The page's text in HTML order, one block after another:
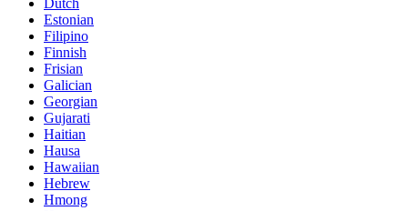
Estonian
Filipino
Finnish
Frisian
Galician
Georgian
Gujarati
Haitian
Hausa
Hawaiian
Hebrew
Hmong